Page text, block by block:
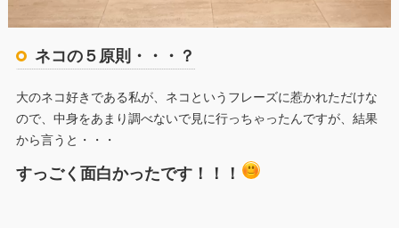
ネコの５原則・・・？
大のネコ好きである私が、ネコというフレーズに惹かれただけな
ので、中身をあまり調べないで見に行っちゃったんですが、結果
から言うと・・・
すっごく面白かったです！！！